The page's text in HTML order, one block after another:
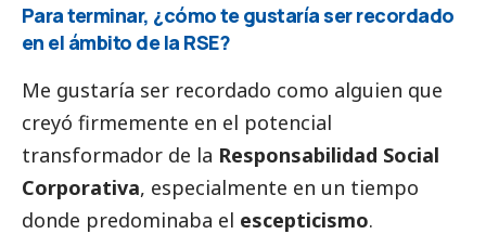
Para terminar, ¿cómo te gustaría ser recordado
en el ámbito de la RSE?
Me gustaría ser recordado como alguien que
creyó firmemente en el potencial
transformador de la Responsabilidad Social
Corporativa, especialmente en un tiempo
donde predominaba el escepticismo.